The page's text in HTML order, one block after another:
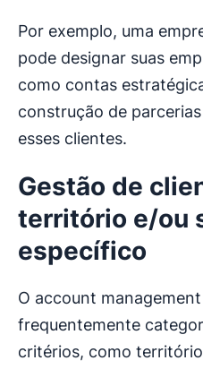
Por exemplo, uma
pode designar suas
como contas
construção de
esses clientes.
Gestão de
território e/ou
específico
O account
frequentemente
critérios, como